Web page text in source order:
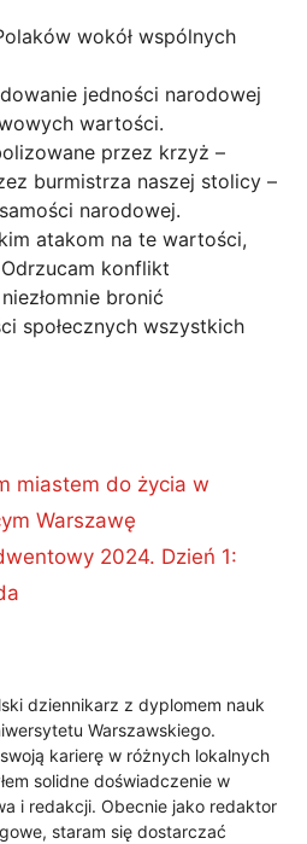
wokół wspólnych
jedności narodowej
wartości.
przez krzyż –
burmistrza naszej stolicy –
narodowej.
atakom na te wartości,
konflikt
bronić
społecznych wszystkich
miastem do życia w
Warszawę
2024. Dzień 1:
dziennikarz z dyplomem nauk
Warszawskiego.
karierę w różnych lokalnych
solidne doświadczenie w
i redakcji. Obecnie jako redaktor
staram się dostarczać